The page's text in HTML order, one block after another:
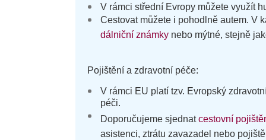
V rámci střední Evropy můžete využít
Cestovat můžete i pohodlně autem. V
dálniční známky nebo mýtné, stejně
Pojištění a zdravotní péče:
V rámci EU platí tzv. Evropský
péči.
Doporučujeme sjednatcestovní
asistenci, ztrátu zavazadel nebo